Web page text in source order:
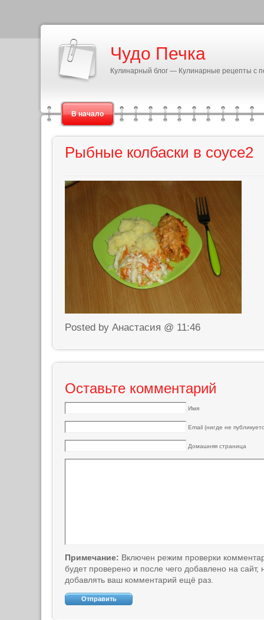
Чудо Печка
Кулинарный блог — Кулинарные рецепты с
В начало
Рыбные колбаски в соусе2
Posted by Анастасия @ 11:46
Оставьте комментарий
Имя
Email (нигде не
Домашняя страница
Примечание: Включен режим проверки
будет проверено и после чего добавлено на сайт,
добавлять ваш комментарий ещё раз.